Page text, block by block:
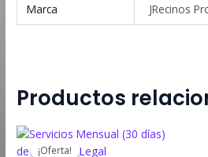
Marca JRecinos
Productos
¡Oferta!
¡Oferta!